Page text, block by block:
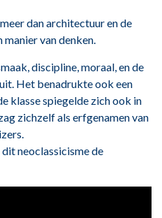
dan architectuur en de
manier van denken.
discipline, moraal, en de
Het benadrukte ook een
klasse spiegelde zich ook in
zichzelf als erfgenamen van
neoclassicisme de